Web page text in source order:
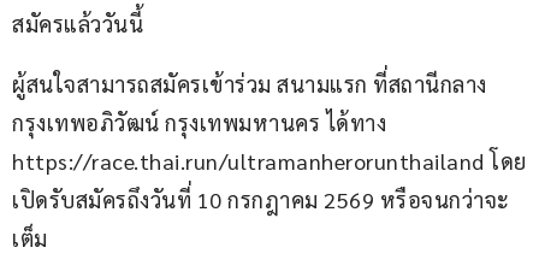
สมัครแล้ววันนี้
ผู้สนใจสามารถสมัครเข้าร่วม สนามแรก ที่สถานีกลาง
กรุงเทพอภิวัฒน์ กรุงเทพมหานคร ได้ทาง
https://race.thai.run/ultramanherorunthailand โดย
เปิดรับสมัครถึงวันที่ 10 กรกฎาคม 2569 หรือจนกว่าจะ
เต็ม